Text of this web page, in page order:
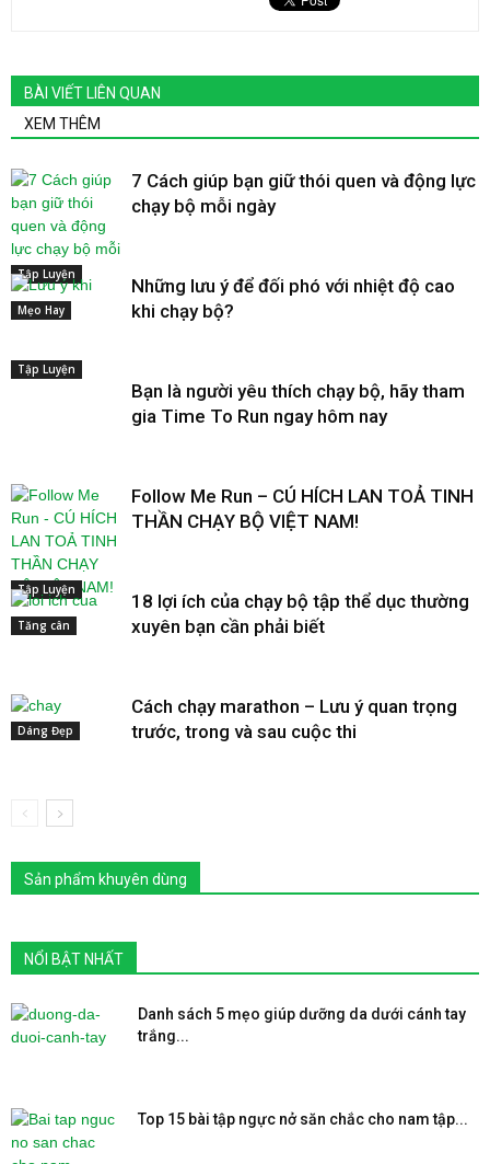
BÀI VIẾT LIÊN QUAN
XEM THÊM
Tập Luyện
7 Cách giúp bạn giữ thói quen và động lực
chạy bộ mỗi ngày
Mẹo Hay
Những lưu ý để đối phó với nhiệt độ cao
khi chạy bộ?
Tập Luyện
Bạn là người yêu thích chạy bộ, hãy tham
gia Time To Run ngay hôm nay
Tập Luyện
Follow Me Run – CÚ HÍCH LAN TOẢ TINH
THẦN CHẠY BỘ VIỆT NAM!
Tăng cân
18 lợi ích của chạy bộ tập thể dục thường
xuyên bạn cần phải biết
Dáng Đẹp
Cách chạy marathon – Lưu ý quan trọng
trước, trong và sau cuộc thi
Sản phẩm khuyên dùng
NỔI BẬT NHẤT
Danh sách 5 mẹo giúp dưỡng da dưới cánh tay
trắng...
Top 15 bài tập ngực nở săn chắc cho nam tập...